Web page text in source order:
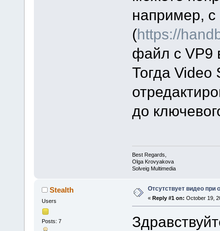
например,
(https://
файл с VP9
Тогда Video
до
Best Regards,
Olga Krovyakova
Solveig Multimedia
Stealth
Users
Posts: 7
Отсутствует видео при
« Reply #1 on: October 19,